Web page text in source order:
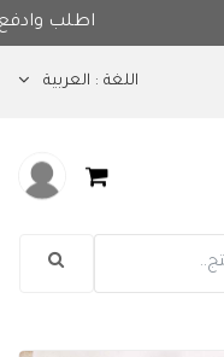
اطلب
اللغة : العربية